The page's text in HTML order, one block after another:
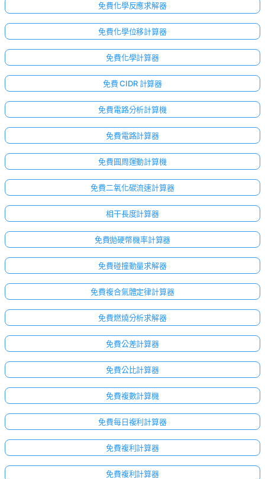
免費化學反應求解器
免費化學位移計算器
免費化學計算器
免費 CIDR 計算器
免費電路分析計算機
免費電路計算器
免費圓周運動計算機
免費二氧化碳流速計算器
相干長度計算器
免費拋硬幣機率計算器
免費碰撞動量求解器
免費複合氣體定律計算器
免費燃燒分析求解器
免費公差計算器
免費公比計算器
免費複數計算機
免費每日複利計算器
免費複利計算器
免費複利計算器